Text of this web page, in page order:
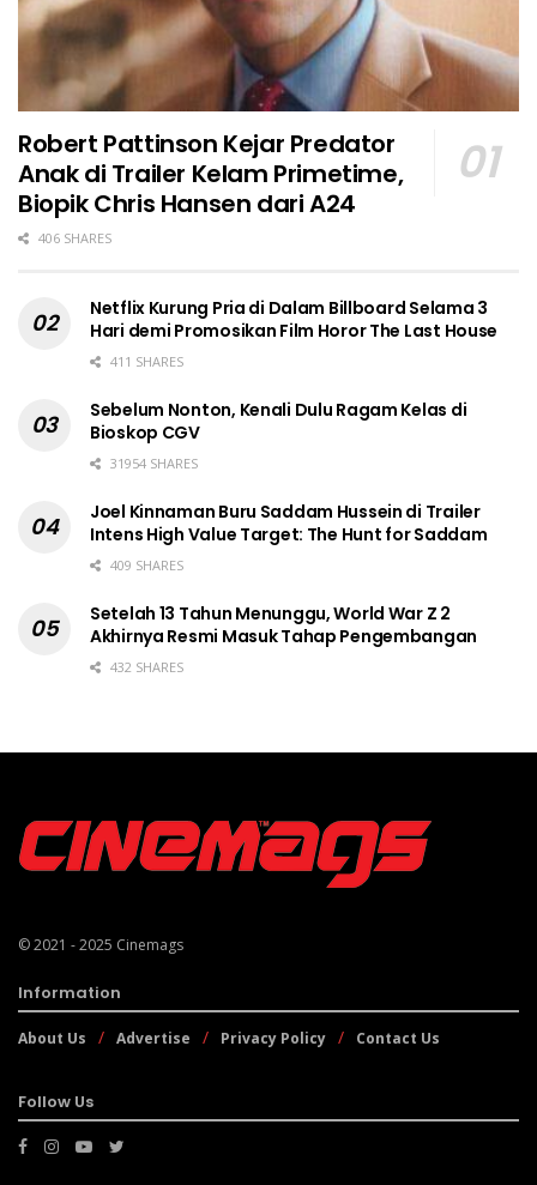
Robert Pattinson Kejar Predator
Anak di Trailer Kelam Primetime,
Biopik Chris Hansen dari A24
406 SHARES
Netflix Kurung Pria di Dalam Billboard Selama 3
Hari demi Promosikan Film Horor The Last House
411 SHARES
Sebelum Nonton, Kenali Dulu Ragam Kelas di
Bioskop CGV
31954 SHARES
Joel Kinnaman Buru Saddam Hussein di Trailer
Intens High Value Target: The Hunt for Saddam
409 SHARES
Setelah 13 Tahun Menunggu, World War Z 2
Akhirnya Resmi Masuk Tahap Pengembangan
432 SHARES
© 2021 - 2025 Cinemags
Information
About Us Advertise Privacy Policy Contact Us
Follow Us